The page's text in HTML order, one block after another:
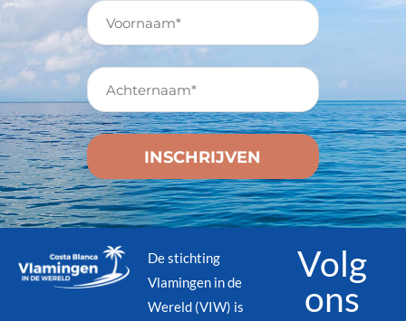
De stichting
Vlamingen in de
Wereld (VIW) is
Volg
ons